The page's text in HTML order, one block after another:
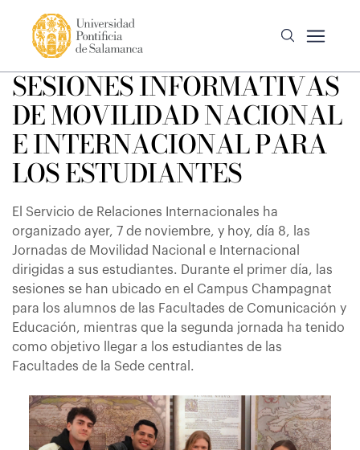
SESIONES INFORMATIVAS
DE MOVILIDAD NACIONAL
E INTERNACIONAL PARA
LOS ESTUDIANTES
El Servicio de Relaciones Internacionales ha
organizado ayer, 7 de noviembre, y hoy, día 8, las
Jornadas de Movilidad Nacional e Internacional
dirigidas a sus estudiantes. Durante el primer día, las
sesiones se han ubicado en el Campus Champagnat
para los alumnos de las Facultades de Comunicación y
Educación, mientras que la segunda jornada ha tenido
como objetivo llegar a los estudiantes de las
Facultades de la Sede central.